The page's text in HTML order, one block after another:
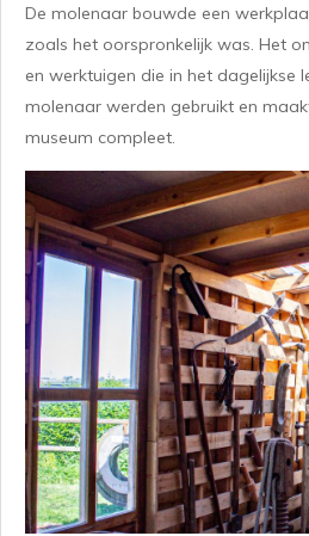
De molenaar bouwde een
zoals het oorspronkelijk was. Het
en werktuigen die in het dagelijkse
molenaar werden gebruikt en
museum compleet.